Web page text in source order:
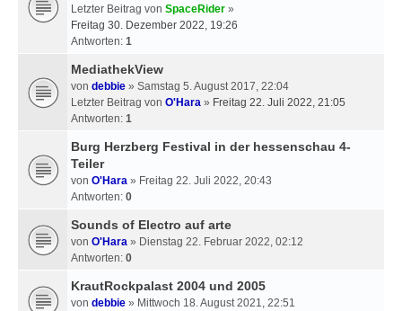
Letzter Beitrag von SpaceRider »
Freitag 30. Dezember 2022, 19:26
Antworten: 1
MediathekView
von debbie » Samstag 5. August 2017, 22:04
Letzter Beitrag von O'Hara » Freitag 22. Juli 2022, 21:05
Antworten: 1
Burg Herzberg Festival in der hessenschau 4-
Teiler
von O'Hara » Freitag 22. Juli 2022, 20:43
Antworten: 0
Sounds of Electro auf arte
von O'Hara » Dienstag 22. Februar 2022, 02:12
Antworten: 0
KrautRockpalast 2004 und 2005
von debbie » Mittwoch 18. August 2021, 22:51